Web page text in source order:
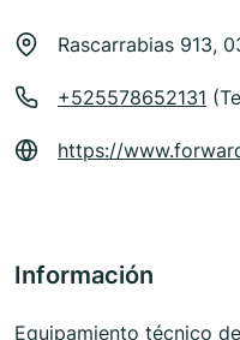
Rascarrabias 913,
+525578652131
https://
Información
Equipamiento técnico